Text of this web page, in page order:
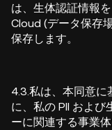
は、生体認証情報
Cloud (データ保存
保存します。
4.3.私は、本同意に
に、私の PII およ
ーに関連する事業